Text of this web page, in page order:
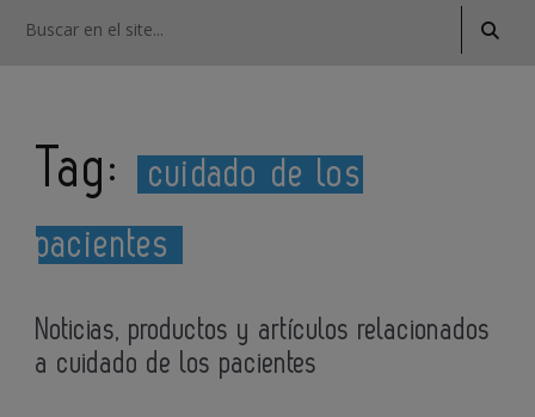
Tag:
cuidado de los
pacientes
Noticias, productos y artículos relacionados
a cuidado de los pacientes